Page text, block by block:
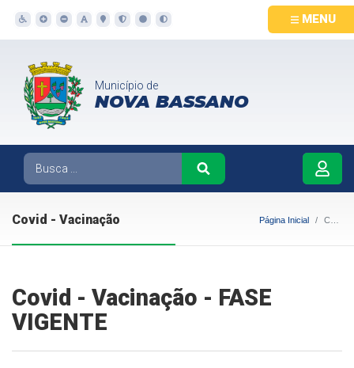
MENU
Município de
NOVA BASSANO
Covid - Vacinação Página Inicial Covid - Vacinação
Covid - Vacinação - FASE
VIGENTE